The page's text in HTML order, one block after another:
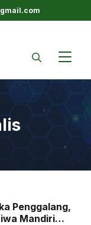
Penggalang,
Mandiri